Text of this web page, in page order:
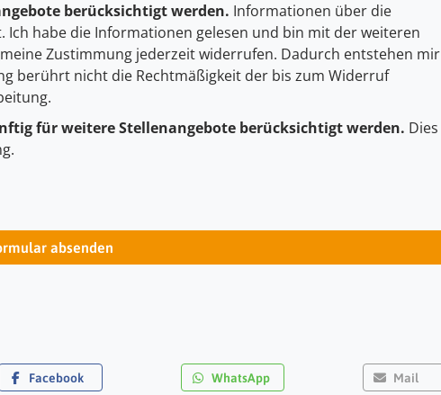
berücksichtigt werden. Informationen über die
habe die Informationen gelesen und bin mit der weiteren
Zustimmung jederzeit widerrufen. Dadurch entstehen mir
berührt nicht die Rechtmäßigkeit der bis zum Widerruf
für weitere Stellenangebote berücksichtigt werden. Dies
absenden
Facebook WhatsApp Mail